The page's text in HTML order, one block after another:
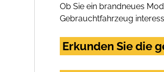
Ob Sie ein brandneues
Gebrauchtfahrzeug
Erkunden Sie die